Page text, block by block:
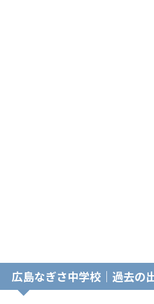
広島なぎさ中学校｜過去の